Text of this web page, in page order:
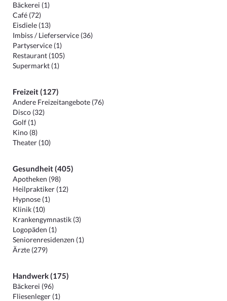
Bäckerei (1)
Café (72)
Eisdiele (13)
Imbiss / Lieferservice (36)
Partyservice (1)
Restaurant (105)
Supermarkt (1)
Freizeit (127)
Andere Freizeitangebote (76)
Disco (32)
Golf (1)
Kino (8)
Theater (10)
Gesundheit (405)
Apotheken (98)
Heilpraktiker (12)
Hypnose (1)
Klinik (10)
Krankengymnastik (3)
Logopäden (1)
Seniorenresidenzen (1)
Ärzte (279)
Handwerk (175)
Bäckerei (96)
Fliesenleger (1)